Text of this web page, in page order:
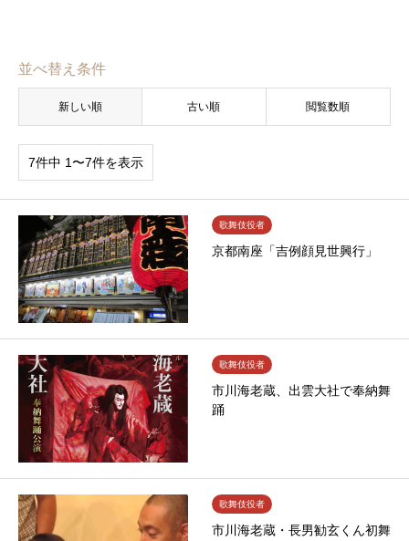
並べ替え条件
新しい順 古い順 閲覧数順
7件中 1〜7件を表示
歌舞伎役者
京都南座「吉例顔見世興行」
歌舞伎役者
市川海老蔵、出雲大社で奉納舞
踊
歌舞伎役者
市川海老蔵・長男勧玄くん初舞